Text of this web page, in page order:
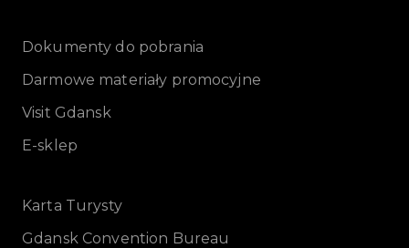
Dokumenty do pobrania
Darmowe materiały promocyjne
Visit Gdansk
E-sklep
Karta Turysty
Gdansk Convention Bureau